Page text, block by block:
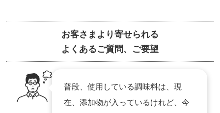
お客さまより寄せられる
よくあるご質問、ご要望
普段、使用している調味料は、現
在、添加物が入っているけれど、今